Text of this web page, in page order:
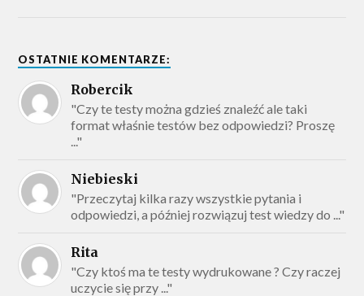
OSTATNIE KOMENTARZE:
Robercik
"Czy te testy można gdzieś znaleźć ale taki
format właśnie testów bez odpowiedzi? Proszę
..."
Niebieski
"Przeczytaj kilka razy wszystkie pytania i
odpowiedzi, a później rozwiązuj test wiedzy do ..."
Rita
"Czy ktoś ma te testy wydrukowane ? Czy raczej
uczycie się przy ..."